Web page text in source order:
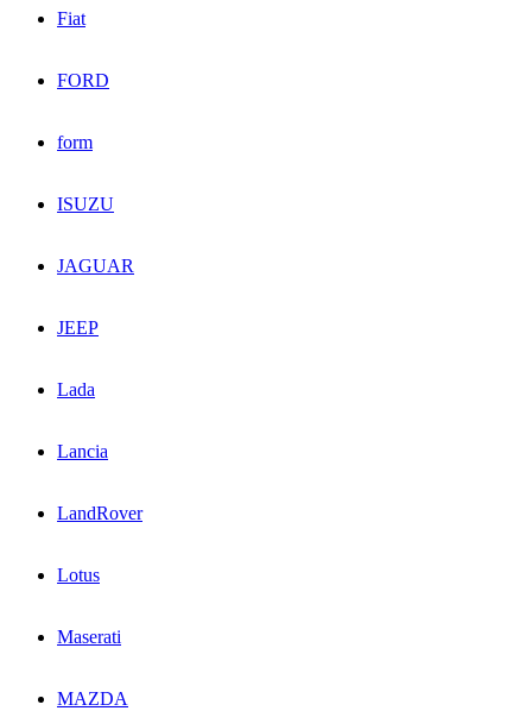
Fiat
FORD
form
ISUZU
JAGUAR
JEEP
Lada
Lancia
LandRover
Lotus
Maserati
MAZDA